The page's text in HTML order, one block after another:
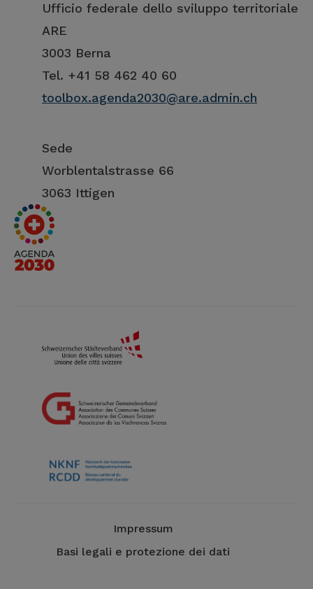
Ufficio federale dello sviluppo territoriale
ARE
3003 Berna
Tel. +41 58 462 40 60
toolbox.agenda2030@are.admin.ch
Sede
Worblentalstrasse 66
3063 Ittigen
Impressum
Basi legali e protezione dei dati